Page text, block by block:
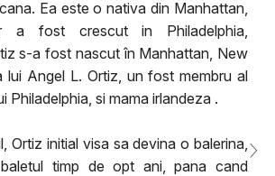
Ea este o nativa din Manhattan,
a fost crescut in Philadelphia,
s-a fost nascut în Manhattan, New
lui Angel L. Ortiz, un fost membru al
Philadelphia, si mama irlandeza .
Ortiz initial visa sa devina o balerina,
timp de opt ani, pana cand